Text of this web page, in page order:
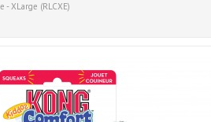
- XLarge (RLCXE)